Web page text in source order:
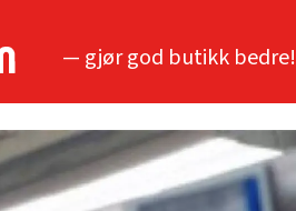
— gjør god butikk bedre!